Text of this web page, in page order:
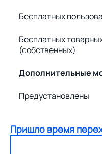
Бесплатных
Бесплатных
(собственных)
Дополнительные
Предустановлены
Пришло время